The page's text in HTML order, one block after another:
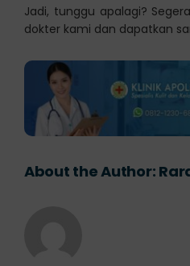
Jadi, tunggu apalagi?
dokter kami dan dapatkan
About the Author: